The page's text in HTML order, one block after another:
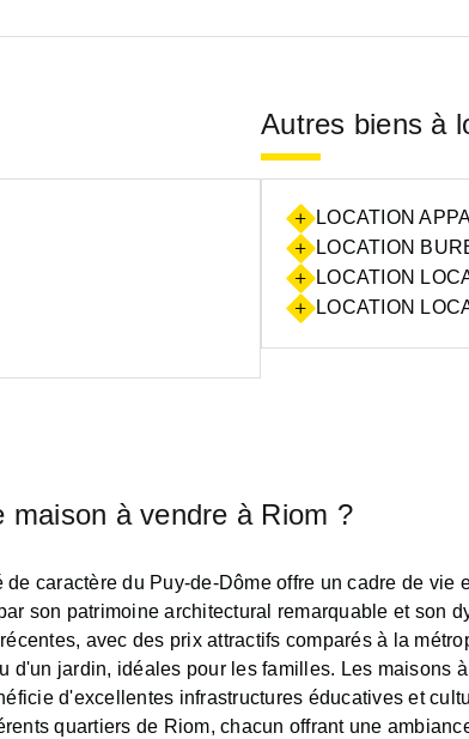
Autres biens à
LOCATION
LOCATION
LOCATION
LOCATION
à vendre à Riom ?
caractère du Puy-de-Dôme offre un cadre de
son patrimoine architectural remarquable et son
avec des prix attractifs comparés à la
d'un jardin, idéales pour les familles. Les maisons
d'excellentes infrastructures éducatives et
quartiers de Riom, chacun offrant une